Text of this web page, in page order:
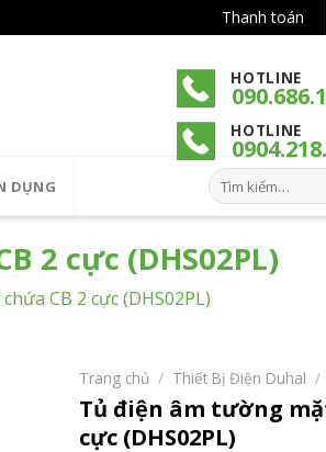
Thanh toán
HOTLINE
HOTLINE
0904
DỤNG
Tìm
kiếm:
2 cực (DHS02PL)
CB 2 cực (DHS02PL)
Trang chủ / Thiết Bị Điện Duhal /
Tủ điện âm tường
cực (DHS02PL)